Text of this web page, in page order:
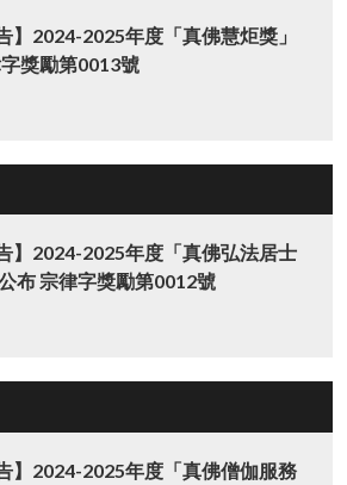
】2024-2025年度「真佛慧炬獎」
獎勵第0013號
】2024-2025年度「真佛弘法居士
布 宗律字獎勵第0012號
】2024-2025年度「真佛僧伽服務